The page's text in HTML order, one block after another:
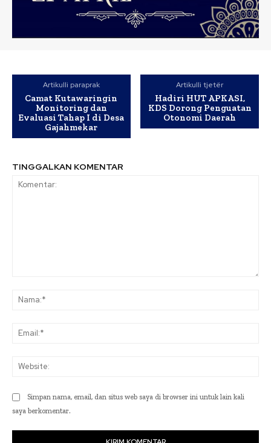
Artikulli paraprak
Camat Kutawaringin
Monitoring dan
Evaluasi Tahap I di Desa
Gajahmekar
Artikulli tjetër
Hadiri HUT APKASI,
KDS Dorong Penguatan
Otonomi Daerah
TINGGALKAN KOMENTAR
Simpan nama, email, dan situs web saya di browser ini untuk lain kali
saya berkomentar.